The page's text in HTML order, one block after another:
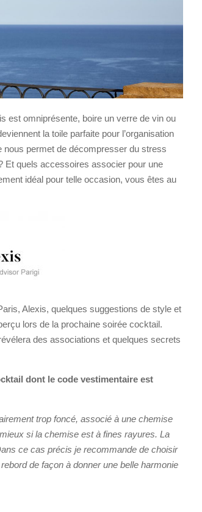
est omniprésente, boire un verre de vin ou
la toile parfaite pour l’organisation
nous permet de décompresser du stress
Et quels accessoires associer pour une
idéal pour telle occasion, vous êtes au
Alexis, quelques suggestions de style et
lors de la prochaine soirée cocktail.
des associations et quelques secrets
dont le code vestimentaire est
trop foncé, associé à une chemise
si la chemise est à fines rayures. La
ce cas précis je recommande de choisir
de façon à donner une belle harmonie